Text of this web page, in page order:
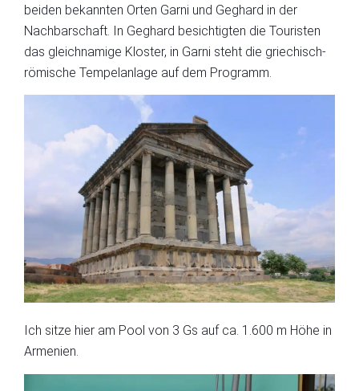
beiden bekannten Orten Garni und Geghard in der
Nachbarschaft. In Geghard besichtigten die Touristen
das gleichnamige Kloster, in Garni steht die griechisch-
römische Tempelanlage auf dem Programm.
Ich sitze hier am Pool von 3 Gs auf ca. 1.600 m Höhe in
Armenien.